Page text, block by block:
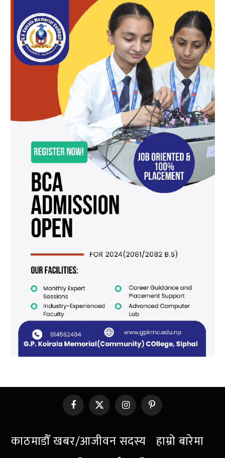
Facebook
X
(Twitter)
InstagramPinterest
काठमाडौँ खबर/आजीवन सदस्य हाम्रो बारेमा